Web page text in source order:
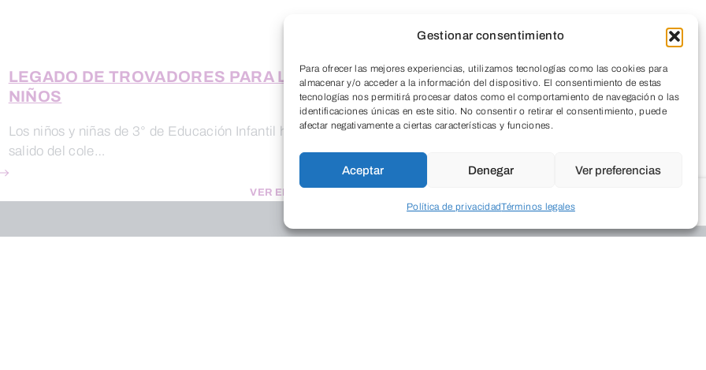
Gestionar consentimiento
Para ofrecer las mejores experiencias, utilizamos tecnologías como las cookies para
almacenar y/o acceder a la información del dispositivo. El consentimiento de estas
tecnologías nos permitirá procesar datos como el comportamiento de navegación o las
identificaciones únicas en este sitio. No consentir o retirar el consentimiento, puede
afectar negativamente a ciertas características y funciones.
Aceptar Denegar Ver preferencias
Política de privacidadTérminos legales
LEGADO DE TROVADORES PARA LOS
NIÑOS
Los niños y niñas de 3° de Educación Infantil hoy han
salido del cole…
VER ENTRADA
Teorema de los cuatro colores
¡Proyecto interdisciplinar! Porque las Matemáticas no se
limitan a lo que vemos en los…
VER ENTRADA